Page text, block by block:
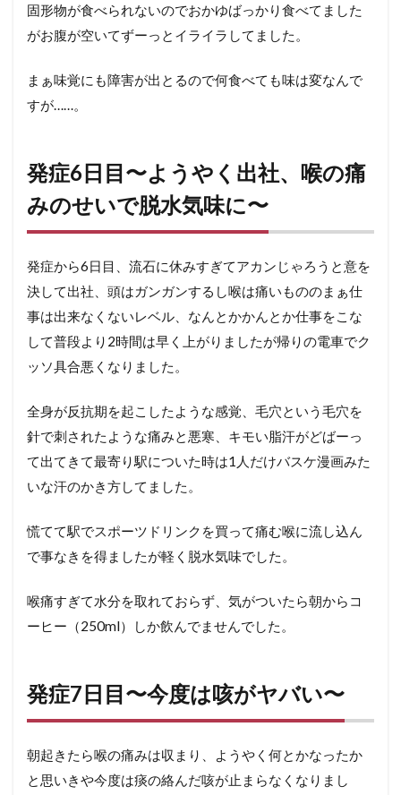
役に立
思うア
14.2.1
症剤）
14.2.2
14.2.3
亜鉛サプ
リ
14.2.4
フルナー
ゼ（市販
固形物が食べられないのでおかゆばっかり食べてました
がお腹が空いてずーっとイライラしてました。
まぁ味覚にも障害が出とるので何食べても味は変なんで
すが……。
発症6日目〜ようやく出社、喉の痛
みのせいで脱水気味に〜
発症から6日目、流石に休みすぎてアカンじゃろうと意を
決して出社、頭はガンガンするし喉は痛いもののまぁ仕
事は出来なくないレベル、なんとかかんとか仕事をこな
して普段より2時間は早く上がりましたが帰りの電車でク
ッソ具合悪くなりました。
全身が反抗期を起こしたような感覚、毛穴という毛穴を
針で刺されたような痛みと悪寒、キモい脂汗がどばーっ
て出てきて最寄り駅についた時は1人だけバスケ漫画みた
いな汗のかき方してました。
慌てて駅でスポーツドリンクを買って痛む喉に流し込ん
で事なきを得ましたが軽く脱水気味でした。
喉痛すぎて水分を取れておらず、気がついたら朝からコ
ーヒー（250ml）しか飲んでませんでした。
発症7日目〜今度は咳がヤバい〜
朝起きたら喉の痛みは収まり、ようやく何とかなったか
と思いきや今度は痰の絡んだ咳が止まらなくなりまし